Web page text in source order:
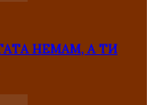
НЕМАМ, А ТИ